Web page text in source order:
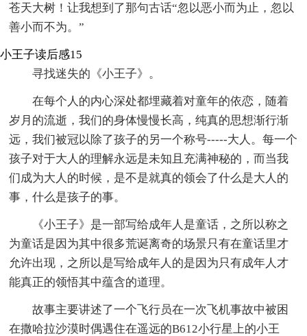
苍天大树！让我想到了那句古话“忽以恶小而为止，忽以
善小而不为。”
小王子读后感15
寻找迷失的《小王子》。
在每个人的内心深处都埋藏着对童年的依恋，随着
岁月的流逝，我们的身体慢慢长高，纯真的思想渐行渐
远，我们被冠以除了孩子的另一个称号-----大人。每一个
孩子对于大人的理解永远是未知且充满神秘的，而当我
们成为大人的时候，是不是就真的领会了什么是大人的
事，什么是孩子的事。
《小王子》是一部写给成年人是童话，之所以称之
为童话是因为其中很多荒诞离奇的场景只有在童话里才
允许出现，之所以是写给成年人的是因为只有成年人才
能真正的领悟其中蕴含的道理。
故事主要讲述了一个飞行员在一次飞机事故中被困
在撒哈拉沙漠时偶遇住在遥远的B612小行星上的小王